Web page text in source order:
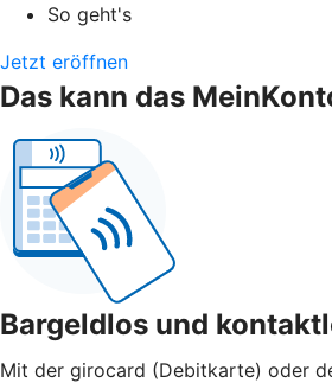
So geht's
Jetzt eröffnen
Das kann das
Bargeldlos und
Mit der girocard (Debitkarte) oder